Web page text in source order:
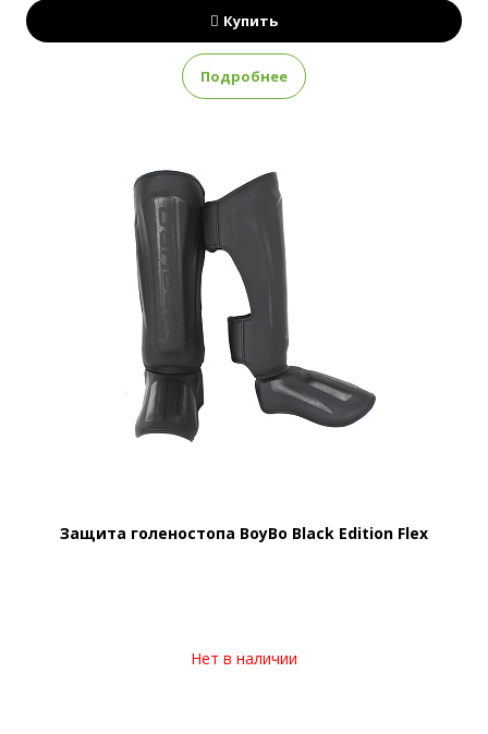
Купить
Подробнее
Защита голеностопа BoyBo Black Edition Flex
Нет в наличии